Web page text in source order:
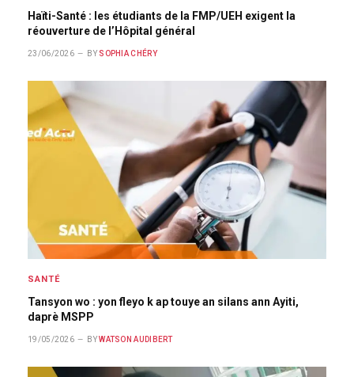
Haïti-Santé : les étudiants de la FMP/UEH exigent la
réouverture de l’Hôpital général
23/06/2026 BY SOPHIA CHÉRY
SANTÉ
Tansyon wo : yon fleyo k ap touye an silans ann Ayiti,
daprè MSPP
19/05/2026 BY WATSON AUDIBERT